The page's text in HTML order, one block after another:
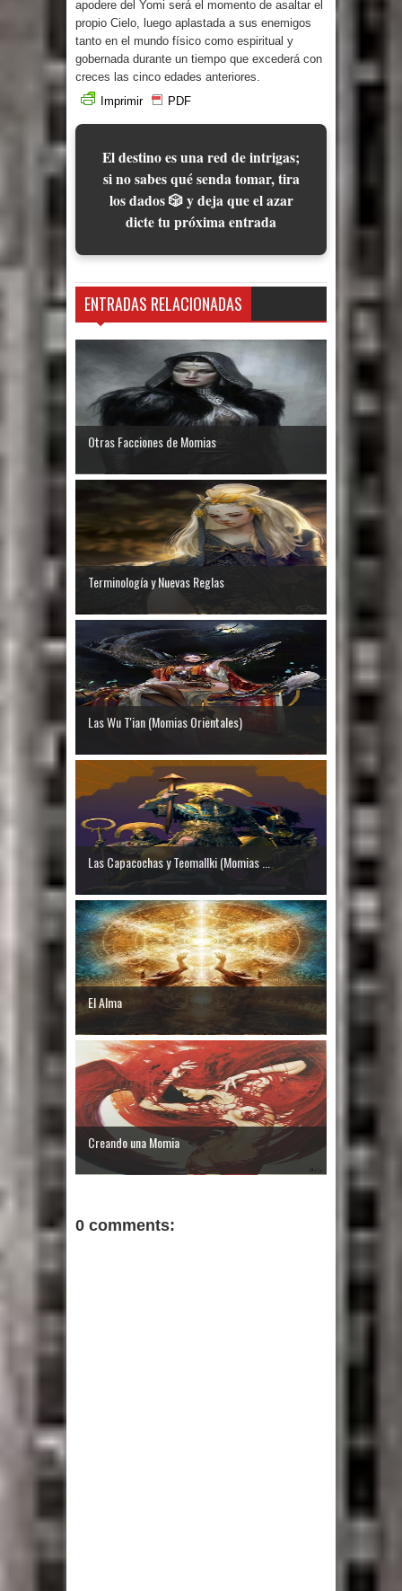
apodere del Yomi será el momento de asaltar el
propio Cielo, luego aplastada a sus enemigos
tanto en el mundo físico como espiritual y
gobernada durante un tiempo que excederá con
creces las cinco edades anteriores.
Imprimir
PDF
El destino es una red de intrigas;
si no sabes qué senda tomar, tira
los dados 🎲 y deja que el azar
dicte tu próxima entrada
ENTRADAS RELACIONADAS
Otras Facciones de Momias
Terminología y Nuevas Reglas
Las Wu T'ian (Momias Orientales)
Las Capacochas y Teomallki (Momias ...
El Alma
Creando una Momia
0 comments: